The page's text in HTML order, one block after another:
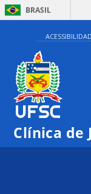
BRASIL
Clínica de